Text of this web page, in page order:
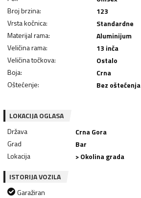
Broj brzina:
123
Vrsta kočnica:
Standardne
Materijal rama:
Aluminijum
Veličina rama:
13 inča
Veličina točkova:
Ostalo
Boja:
Crna
Oštećenje: Bez oštećenja
LOKACIJA OGLASA
Država
Crna Gora
Grad
Bar
Lokacija
> Okolina grada
ISTORIJA VOZILA
Garažiran